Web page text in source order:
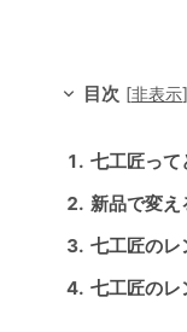
目次 [非表示]
七工匠って
新品で変え
七工匠のレ
七工匠のレ